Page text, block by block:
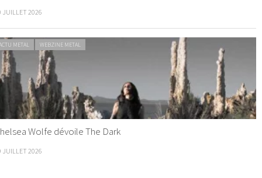
JUILLET 2026
METAL WEBZINE METAL
Wolfe dévoile The Dark
JUILLET 2026